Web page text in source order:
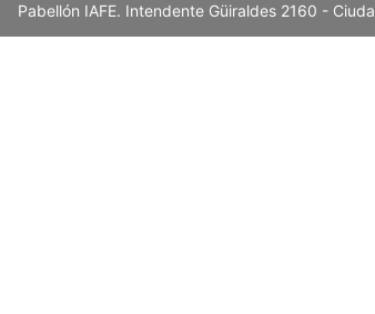
Pabellón IAFE. Intendente Güiraldes 2160 -